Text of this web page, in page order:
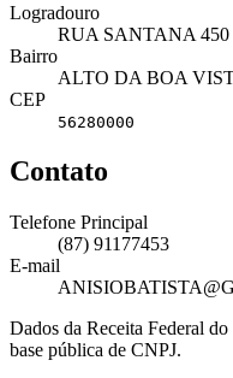
Logradouro
RUA SANTANA 450
Bairro
ALTO DA BOA
CEP
56280000
Contato
Telefone Principal
(87) 91177453
E-mail
Dados da Receita Federal
base pública de CNPJ.